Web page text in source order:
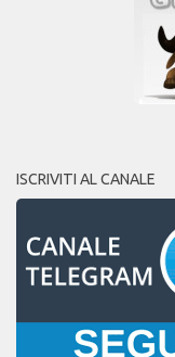
ISCRIVITI AL CANALE